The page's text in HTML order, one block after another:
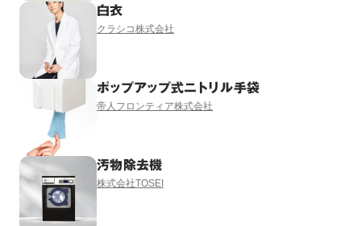
白衣
クラシコ株式会社
ポップアップ式ニトリル手袋
帝人フロンティア株式会社
汚物除去機
株式会社TOSEI